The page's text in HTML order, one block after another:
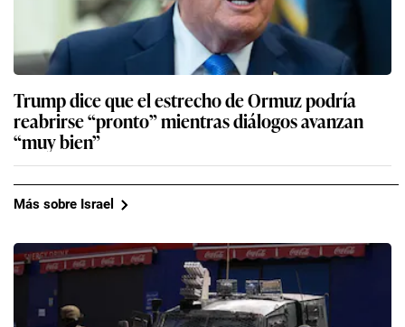
Trump dice que el estrecho de Ormuz podría
reabrirse “pronto” mientras diálogos avanzan
“muy bien”
Más sobre Israel